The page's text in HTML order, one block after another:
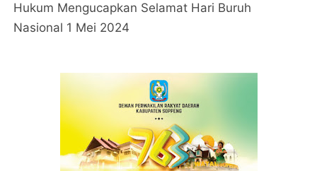
Hukum Mengucapkan Selamat Hari Buruh
Nasional 1 Mei 2024